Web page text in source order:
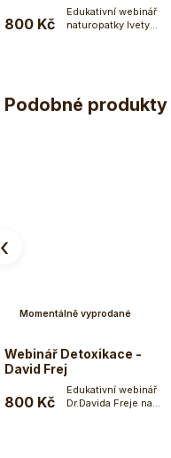
800 Kč Do košíku
Edukativní webinář
naturopatky Ivety
Podobné produkty
Momentálně vyprodané
Webinář Detoxikace -
David Frej
800 Kč
Edukativní webinář
Dr.Davida Freje na
‹